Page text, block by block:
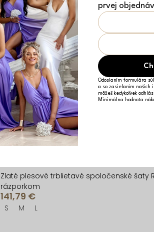
Zlaté plesové trblietavé spoločenské šaty
rázporkom
141,79 €
S M L
prvej
Odoslaním formulára
a so zasielaním našich
môžeš kedykoľvek
Minimálna hodnota